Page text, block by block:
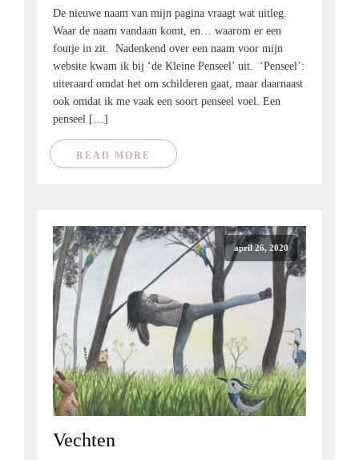
De nieuwe naam van mijn pagina vraagt wat uitleg.
Waar de naam vandaan komt, en… waarom er een
foutje in zit. Nadenkend over een naam voor mijn
website kwam ik bij ‘de Kleine Penseel’ uit. ‘Penseel’:
uiteraard omdat het om schilderen gaat, maar daarnaast
ook omdat ik me vaak een soort penseel voel. Een
penseel […]
READ MORE
april 26, 2020
Vechten